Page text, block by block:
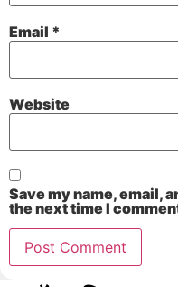
Email *
Website
Save my name, email,
the next time I